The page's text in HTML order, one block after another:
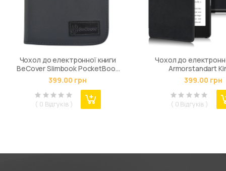
Чохол до електронної книги
BeCover Slimbook PocketBook
632 Touch HD 3 Black (703731)
399.00 грн
( 0 Відгуків )
Чохол до
Armorstandart
Paperwhite 11th
(ARM60749)
399.00 грн
( 0 Відгуків )